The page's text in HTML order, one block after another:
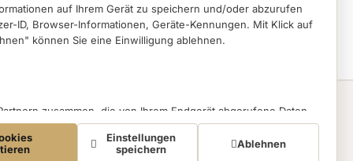
auf Ihrem Gerät zu speichern und/oder abzurufen
ID, Browser-Informationen, Geräte-Kennungen. Mit Klick auf
können Sie eine Einwilligung ablehnen.
zusammen, die von Ihrem Endgerät abgerufene Daten
zu eigenen Zwecken (z.B. Profilbildungen) / zu Zwecken
Vor diesem Hintergrund erfordert nicht nur die Erhebung der
auch deren Weiterverarbeitung durch diese Anbieter
Einstellungen
speichern
Ablehnen
Deutsch
English
eBay
Amazon